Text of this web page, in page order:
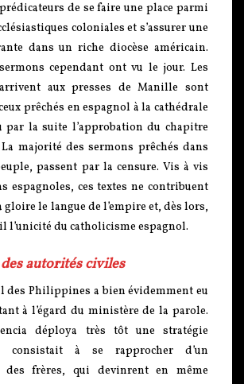
de se faire une place parmi
coloniales et s’assurer une
dans un riche diocèse américain.
cependant ont vu le jour. Les
aux presses de Manille sont
prêchés en espagnol à la cathédrale
par la suite l’approbation du chapitre
La majorité des sermons prêchés dans
passent par la censure. Vis à vis
espagnoles, ces textes ne contribuent
gloire le langue de l’empire et, dès lors,
l’unicité du catholicisme espagnol.
des autorités civiles
des Philippines a bien évidemment eu
à l’égard du ministère de la parole.
déploya très tôt une stratégie
consistait à se rapprocher d’un
des frères, qui devinrent en même